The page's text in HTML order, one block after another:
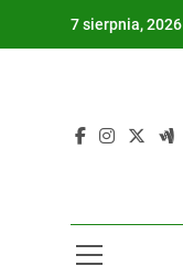
7 sierpnia, 2026